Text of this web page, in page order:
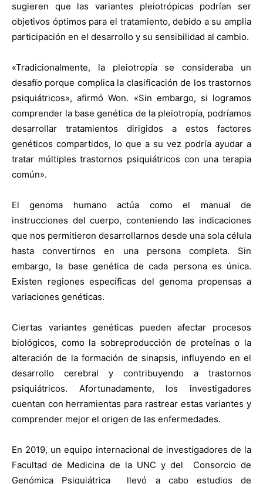
sugieren que las variantes pleiotrópicas podrían ser
objetivos óptimos para el tratamiento, debido a su amplia
participación en el desarrollo y su sensibilidad al cambio.
«Tradicionalmente, la pleiotropía se consideraba un
desafío porque complica la clasificación de los trastornos
psiquiátricos», afirmó Won. «Sin embargo, si logramos
comprender la base genética de la pleiotropía, podríamos
desarrollar tratamientos dirigidos a estos factores
genéticos compartidos, lo que a su vez podría ayudar a
tratar múltiples trastornos psiquiátricos con una terapia
común».
El genoma humano actúa como el manual de
instrucciones del cuerpo, conteniendo las indicaciones
que nos permitieron desarrollarnos desde una sola célula
hasta convertirnos en una persona completa. Sin
embargo, la base genética de cada persona es única.
Existen regiones específicas del genoma propensas a
variaciones genéticas.
Ciertas variantes genéticas pueden afectar procesos
biológicos, como la sobreproducción de proteínas o la
alteración de la formación de sinapsis, influyendo en el
desarrollo cerebral y contribuyendo a trastornos
psiquiátricos. Afortunadamente, los investigadores
cuentan con herramientas para rastrear estas variantes y
comprender mejor el origen de las enfermedades.
En 2019, un equipo internacional de investigadores de la
Facultad de Medicina de la UNC y del Consorcio de
Genómica Psiquiátrica llevó a cabo estudios de